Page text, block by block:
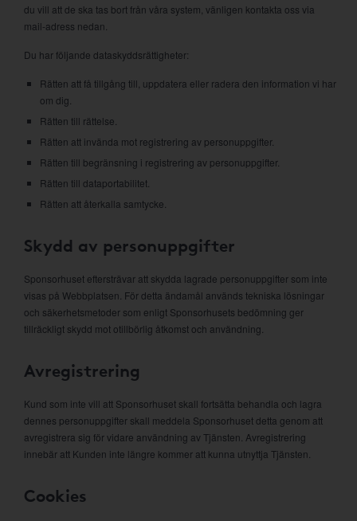
du vill att de ska tas bort från våra system, vänligen kontakta oss via
mail-adress nedan.
Du har följande dataskyddsrättigheter:
Rätten att få tillgång till, uppdatera eller radera den information vi har
om dig.
Rätten till rättelse.
Rätten att invända mot registrering av personuppgifter.
Rätten till begränsning i registrering av personuppgifter.
Rätten till dataportabilitet.
Rätten att återkalla samtycke.
Skydd av personuppgifter
Sponsorhuset eftersträvar att skydda lagrade personuppgifter som inte
visas på Webbplatsen. För detta ändamål används tekniska lösningar
och säkerhetsmetoder som enligt Sponsorhusets bedömning ger
tillräckligt skydd mot otillbörlig åtkomst och användning.
Avregistrering
Kund som inte vill att Sponsorhuset skall fortsätta behandla och lagra
dennes personuppgifter skall meddela Sponsorhuset detta genom att
avregistrera sig för vidare användning av Tjänsten. Avregistrering
innebär att Kunden inte längre kommer att kunna utnyttja Tjänsten.
Cookies